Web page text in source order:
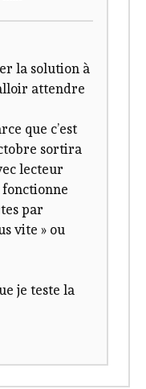
la solution à
attendre
que c’est
sortira
lecteur
par
vite » ou
je teste la